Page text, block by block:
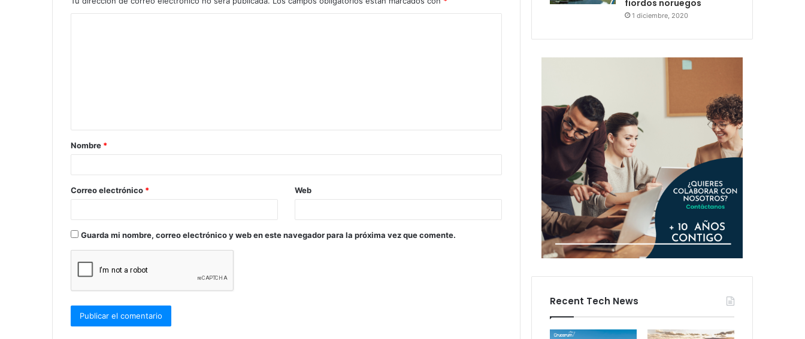
a
r
*
Nombre *
Correo electrónico * Web
Guarda mi nombre, correo electrónico y web en este navegador para la próxima vez que comente.
fiordos noruegos
1 diciembre, 2020
Recent Tech News